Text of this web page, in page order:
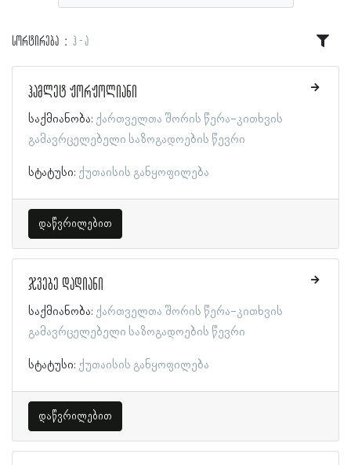
სორტირება ჰ - ა
ჰამლეტ ჟორჟოლიანი
საქმიანობა: ქართველთა შორის წერა-კითხვის
გამავრცელებელი საზოგადოების წევრი
სტატუსი: ქუთაისის განყოფილება
დაწვრილებით
ჯვებე დადიანი
საქმიანობა: ქართველთა შორის წერა-კითხვის
გამავრცელებელი საზოგადოების წევრი
სტატუსი: ქუთაისის განყოფილება
დაწვრილებით